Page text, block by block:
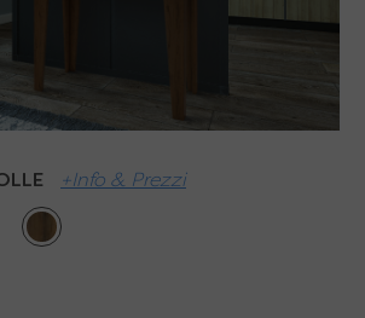
+Info & Prezzi